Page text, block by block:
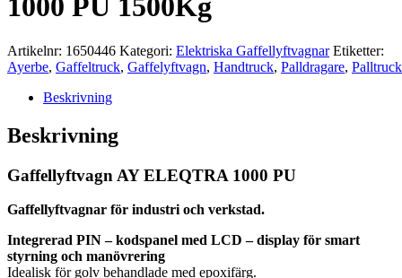
1000 PU 1500Kg
Artikelnr: 1650446 Kategori: Elektriska Gaffellyftvagnar Etiketter:
Ayerbe, Gaffeltruck, Gaffelyftvagn, Handtruck, Palldragare, Palltruck
Beskrivning
Beskrivning
Gaffellyftvagn AY ELEQTRA 1000 PU
Gaffellyftvagnar för industri och verkstad.
Integrerad PIN – kodspanel med LCD – display för smart
styrning och manövrering
Idealisk för golv behandlade med epoxifärg.